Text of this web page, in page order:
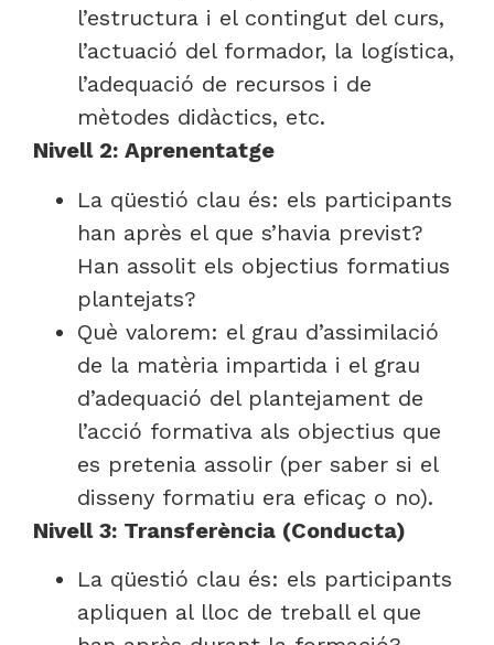
l’estructura i el contingut del curs,
l’actuació del formador, la logística,
l’adequació de recursos i de
mètodes didàctics, etc.
Nivell 2: Aprenentatge
La qüestió clau és: els participants
han après el que s’havia previst?
Han assolit els objectius formatius
plantejats?
Què valorem: el grau d’assimilació
de la matèria impartida i el grau
d’adequació del plantejament de
l’acció formativa als objectius que
es pretenia assolir (per saber si el
disseny formatiu era eficaç o no).
Nivell 3: Transferència (Conducta)
La qüestió clau és: els participants
apliquen al lloc de treball el que